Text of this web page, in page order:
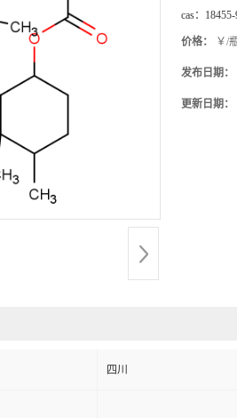
cas：
价格： ￥/
发布日期：
更新日期：
四川